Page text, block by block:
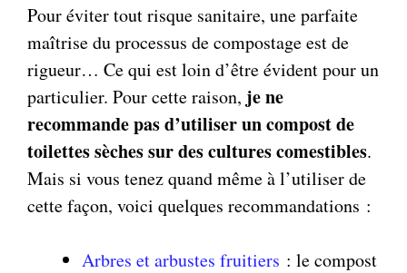
Pour éviter tout risque sanitaire, une parfaite
maîtrise du processus de compostage est de
rigueur… Ce qui est loin d’être évident pour un
particulier. Pour cette raison, je ne
recommande pas d’utiliser un compost de
toilettes sèches sur des cultures comestibles.
Mais si vous tenez quand même à l’utiliser de
cette façon, voici quelques recommandations :
Arbres et arbustes fruitiers : le compost